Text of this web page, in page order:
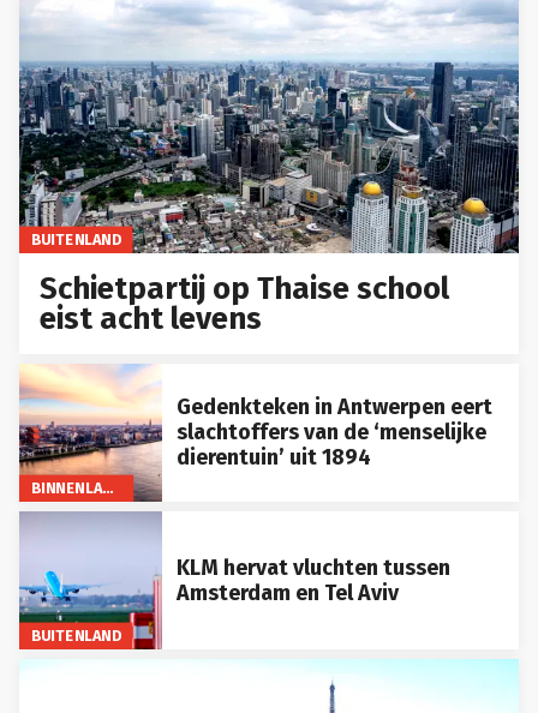
BUITENLAND
Schietpartij op Thaise school
eist acht levens
BINNENLAND
Gedenkteken in Antwerpen eert
slachtoffers van de ‘menselijke
dierentuin’ uit 1894
BUITENLAND
KLM hervat vluchten tussen
Amsterdam en Tel Aviv